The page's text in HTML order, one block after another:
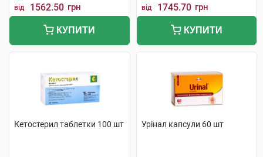
від 1562.50 грн
КУПИТИ
від 1745.70 грн
КУПИТИ
Кетостерил таблетки 100 шт Урінал капсули 60 шт